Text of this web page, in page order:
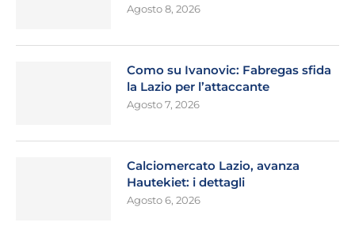
Agosto 8, 2026
Como su Ivanovic: Fabregas sfida
la Lazio per l’attaccante
Agosto 7, 2026
Calciomercato Lazio, avanza
Hautekiet: i dettagli
Agosto 6, 2026